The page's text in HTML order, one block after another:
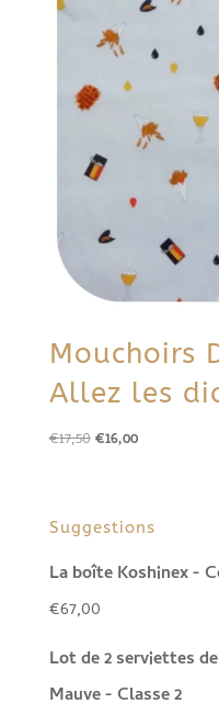
Mouchoirs
Allez les
€17,50Le
était :
€17,50.
€16,00Le
€16,00.
Suggestions
La boîte Koshinex -
€67,00
Lot de 2 serviettes
Mauve - Classe 2